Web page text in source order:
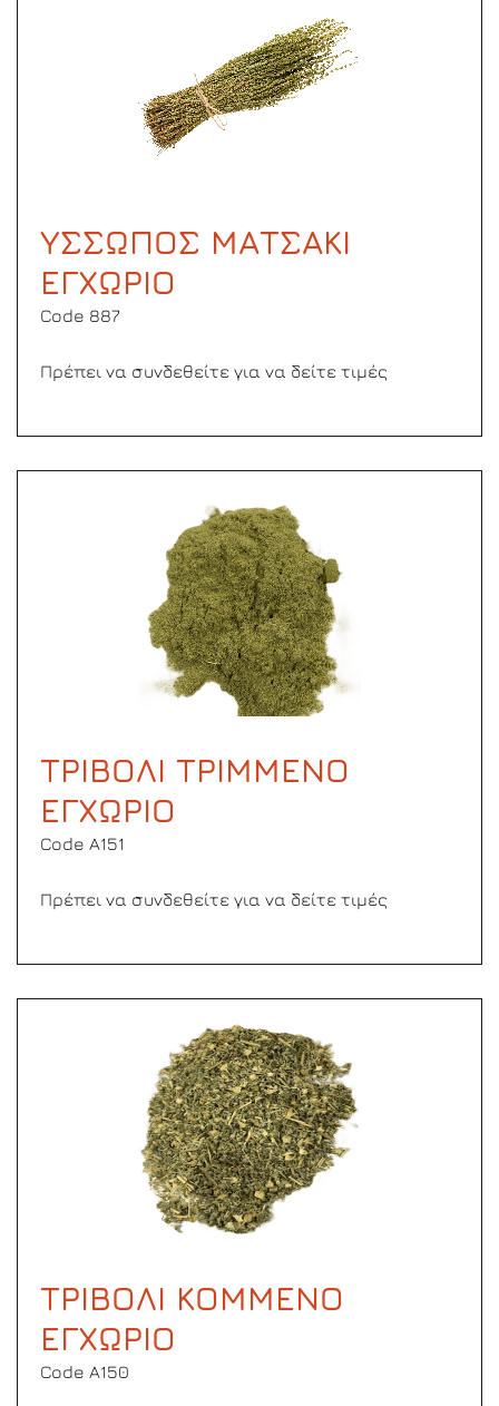
ΥΣΣΩΠΟΣ ΜΑΤΣΑΚΙ
ΕΓΧΩΡΙΟ
Code 887
Πρέπει να συνδεθείτε για να δείτε τιμές
ΤΡΙΒΟΛΙ ΤΡΙΜΜΕΝΟ
ΕΓΧΩΡΙΟ
Code Α151
Πρέπει να συνδεθείτε για να δείτε τιμές
ΤΡΙΒΟΛΙ ΚΟΜΜΕΝΟ
ΕΓΧΩΡΙΟ
Code Α150